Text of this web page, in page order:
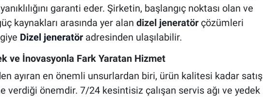
garanti eder. Şirketin, başlangıç noktası olan ve
kaynakları arasında yer alan dizel jeneratörçözümleri
Dizel jeneratöradresinden ulaşılabilir.
ve İnovasyonla Fark Yaratan Hizmet
ayıran en önemli unsurlardan biri, ürün kalitesi kadar satış
verdiği önemdir. 7/24 kesintisiz çalışan servis ağı ve yedek